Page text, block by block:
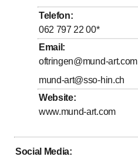
Mittwoch
Donnerstag
Freitag
Samstag
Sonntag
Telefon:
062 797 22 00*
Email :
oftringen@mund-art.com
mund-art@sso-hin.ch
Website:
www.mund-art.com
Social Media: